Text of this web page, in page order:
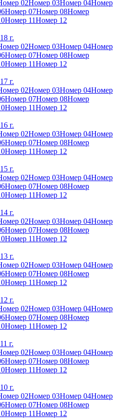
02Номер 03Номер 04Номер
Номер 07Номер 08Номер
Номер 11Номер 12
г.
02Номер 03Номер 04Номер
Номер 07Номер 08Номер
Номер 11Номер 12
г.
02Номер 03Номер 04Номер
Номер 07Номер 08Номер
Номер 11Номер 12
г.
02Номер 03Номер 04Номер
Номер 07Номер 08Номер
Номер 11Номер 12
г.
02Номер 03Номер 04Номер
Номер 07Номер 08Номер
Номер 11Номер 12
г.
02Номер 03Номер 04Номер
Номер 07Номер 08Номер
Номер 11Номер 12
г.
02Номер 03Номер 04Номер
Номер 07Номер 08Номер
Номер 11Номер 12
г.
02Номер 03Номер 04Номер
Номер 07Номер 08Номер
Номер 11Номер 12
г.
02Номер 03Номер 04Номер
Номер 07Номер 08Номер
Номер 11Номер 12
г.
02Номер 03Номер 04Номер
Номер 07Номер 08Номер
Номер 11Номер 12